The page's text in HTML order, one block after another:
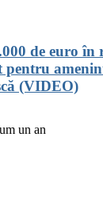
de euro
pentru
(VIDEO)
un an